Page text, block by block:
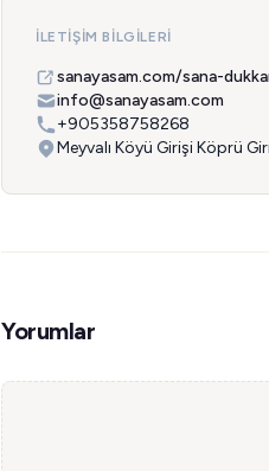
İLETIŞIM BILGILERI
sanayasam.com/sana-
info@sanayasam.com
+905358758268
Meyvalı Köyü Girişi Köprü
Yorumlar